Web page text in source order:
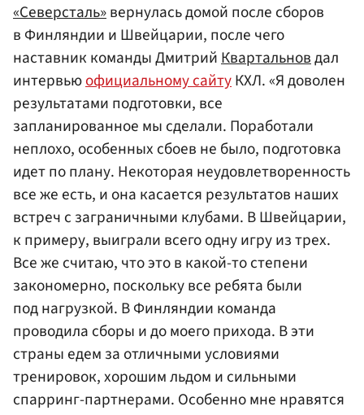
«Северсталь»вернулась домой после сборов
в Финляндии и Швейцарии, после чего
наставник команды ДмитрийКвартальновдал
интервьюофициальному сайтуКХЛ. «Я доволен
результатами подготовки, все
запланированное мы сделали. Поработали
неплохо, особенных сбоев не было, подготовка
идет по плану. Некоторая неудовлетворенность
все же есть, и она касается результатов наших
встреч с заграничными клубами. В Швейцарии,
к примеру, выиграли всего одну игру из трех.
Все же считаю, что это в какой-то степени
закономерно, поскольку все ребята были
под нагрузкой. В Финляндии команда
проводила сборы и до моего прихода. В эти
страны едем за отличными условиями
тренировок, хорошим льдом и сильными
спарринг-партнерами. Особенно мне нравятся